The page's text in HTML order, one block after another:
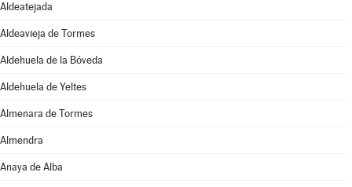
Aldeatejada
Aldeavieja de Tormes
Aldehuela de la Bóveda
Aldehuela de Yeltes
Almenara de Tormes
Almendra
Anaya de Alba